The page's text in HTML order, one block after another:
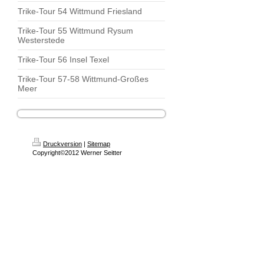
Trike-Tour 54 Wittmund Friesland
Trike-Tour 55 Wittmund Rysum
Westerstede
Trike-Tour 56 Insel Texel
Trike-Tour 57-58 Wittmund-Großes
Meer
Druckversion | Sitemap
Copyright©2012 Werner Seitter